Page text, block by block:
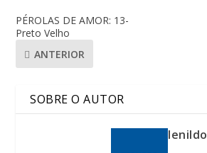
PÉROLAS DE AMOR: 13-
Preto Velho
ANTERIOR
SOBRE O AUTOR
lenildo